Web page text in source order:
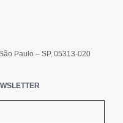
Paulo – SP, 05313-020